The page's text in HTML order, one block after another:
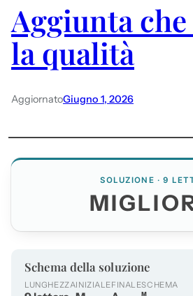
Aggiunta
la qualità
AggiornatoGiugno 1, 2026
SOLUZIONE · 9
Schema della soluzione
LUNGHEZZAINIZIALEFINALESCHEMA